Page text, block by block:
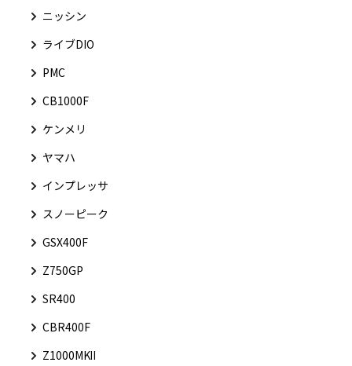
ニッシン
ライブDIO
PMC
CB1000F
ケンメリ
ヤマハ
インプレッサ
スノーピーク
GSX400F
Z750GP
SR400
CBR400F
Z1000MKⅡ